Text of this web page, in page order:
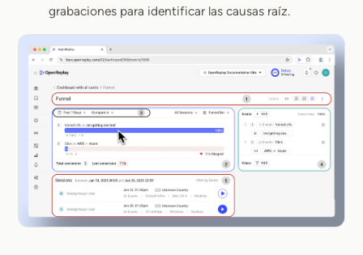
grabaciones para identificar las causas raíz.